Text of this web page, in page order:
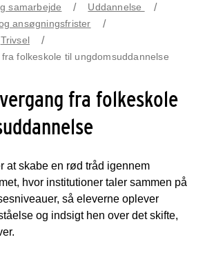
samarbejde
Uddannelse
ansøgningsfrister
Trivsel
folkeskole til ungdomsuddannelse
fra folkeskole
at skabe en rød tråd igennem
hvor institutioner taler sammen på
så eleverne oplever
og indsigt hen over det skifte,